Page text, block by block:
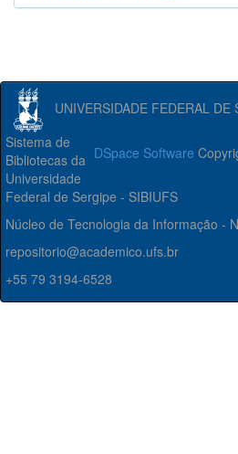
UNIVERSIDADE FEDERAL DE
DSpace Software
Sistema de
Bibliotecas da
Universidade
Federal de Sergipe - SIBIUFS
Núcleo de Tecnologia da Informação -
repositorio@academico.ufs.br
+55 79 3194-6528